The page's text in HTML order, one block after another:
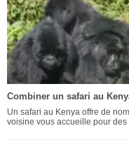
Combiner un safari au
Un safari au Kenya offre de
voisine vous accueille pour des